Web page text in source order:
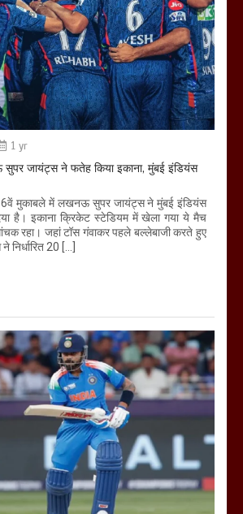
1 yr
जायंट्स ने फतेह किया इकाना, मुंबई इंडियंस
मुकाबले में लखनऊ सुपर जायंट्स ने मुंबई इंडियंस
है। इकाना क्रिकेट स्टेडियम में खेला गया ये मैच
रहा। जहां टॉस गंवाकर पहले बल्लेबाजी करते हुए
20 […]